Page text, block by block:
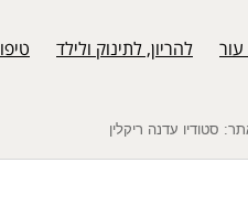
סטודיו עדנה ריקלין
להריון, לתינוק ולילד